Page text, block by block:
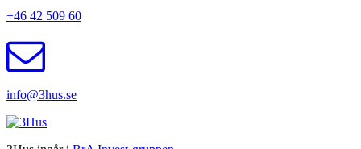
+46 42 509 60
info@3hus.se